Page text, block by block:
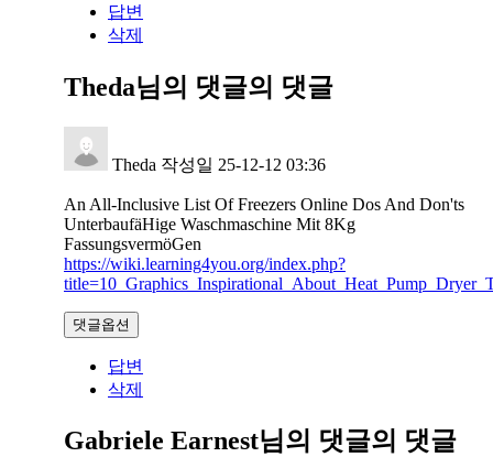
답변
삭제
Theda님의 댓글의 댓글
Theda 작성일 25-12-12 03:36
An All-Inclusive List Of Freezers Online Dos And Don'ts
UnterbaufäHige Waschmaschine Mit 8Kg
FassungsvermöGen
https://wiki.learning4you.org/index.php?
댓글옵션
답변
삭제
Gabriele Earnest님의 댓글의 댓글